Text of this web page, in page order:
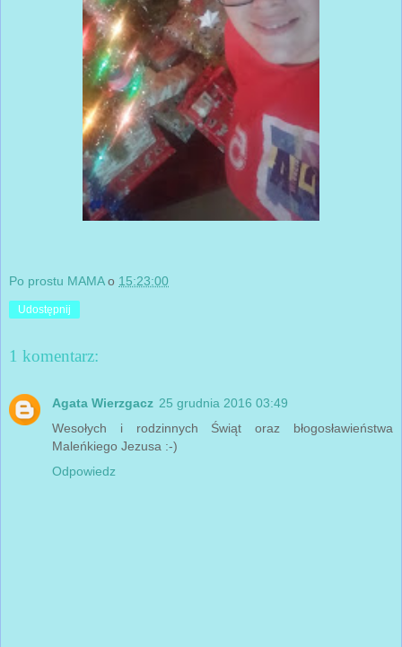
Po prostu MAMA o 15:23:00
Udostępnij
1 komentarz:
Agata Wierzgacz 25 grudnia 2016 03:49
Wesołych i rodzinnych Świąt oraz błogosławieństwa
Maleńkiego Jezusa :-)
Odpowiedz